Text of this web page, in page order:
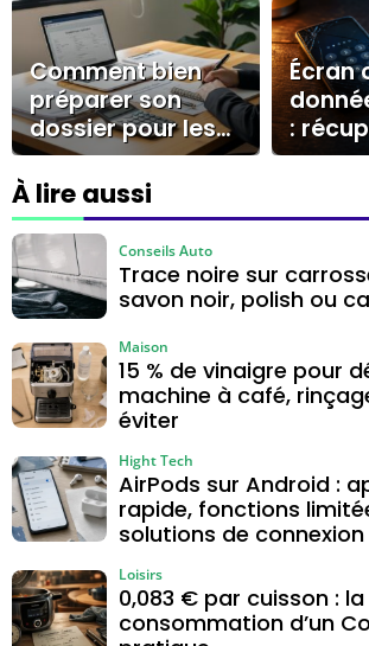
décoration
le CESU
Comment bien
préparer son
dossier pour les
prêts à la
consommation ?
Écran
:
À lire aussi
Trace noire sur
savon noir, polish ou
Conseils Auto
15 % de vinaigre pour
machine à café,
éviter
Maison
AirPods sur Android :
rapide, fonctions
solutions de connexion
Hight Tech
0,083 € par cuisson : la
consommation d’un
Loisirs